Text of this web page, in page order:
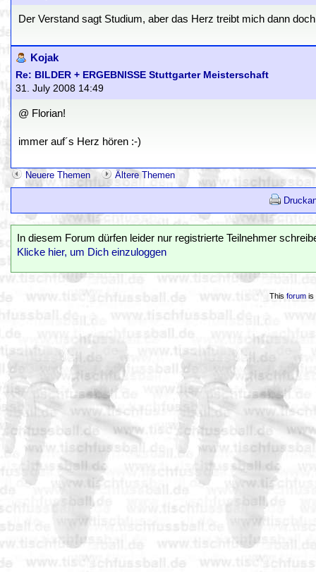
Der Verstand sagt Studium, aber das Herz treibt mich dann
Kojak
Re: BILDER + ERGEBNISSE Stuttgarter Meisterschaft
31. July 2008 14:49
@ Florian!
immer auf´s Herz hören :-)
Neuere Themen Ältere Themen
In diesem Forum dürfen leider nur registrierte Teilnehmer
Klicke hier, um Dich einzuloggen
This forumis